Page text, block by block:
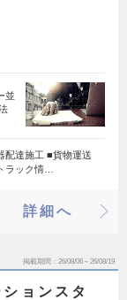
並
配達施工 ■貨物運送
ラック情…
詳細へ
掲載期間 26/08/06～26/08/19
ョンスタ